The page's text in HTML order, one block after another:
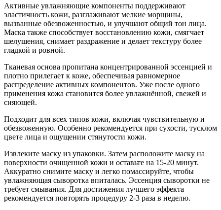
(24
мл)
Активные увлажняющие компоненты поддерживают
эластичность кожи, разглаживают мелкие морщины,
вызванные обезвоженностью, и улучшают общий тон лица.
Маска также способствует восстановлению кожи, смягчает
шелушения, снимает раздражение и делает текстуру более
гладкой и ровной.
Тканевая основа пропитана концентрированной эссенцией и
плотно прилегает к коже, обеспечивая равномерное
распределение активных компонентов. Уже после одного
применения кожа становится более увлажнённой, свежей и
сияющей.
Подходит для всех типов кожи, включая чувствительную и
обезвоженную. Особенно рекомендуется при сухости, тусклом
цвете лица и ощущении стянутости кожи.
Извлеките маску из упаковки. Затем расположите маску на
поверхности очищенной кожи и оставьте на 15-20 минут.
Аккуратно снимите маску и легко помассируйте, чтобы
увлажняющая сыворотка впиталась. Эссенция сыворотки не
требует смывания. Для достижения лучшего эффекта
рекомендуется повторять процедуру 2-3 раза в неделю.